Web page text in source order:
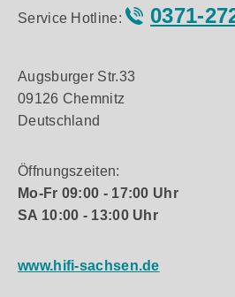
Service Hotline: 0371-
Augsburger Str.33
09126 Chemnitz
Deutschland
Öffnungszeiten:
Mo-Fr 09:00 - 17:00 Uhr
SA 10:00 - 13:00 Uhr
www.hifi-sachsen.de